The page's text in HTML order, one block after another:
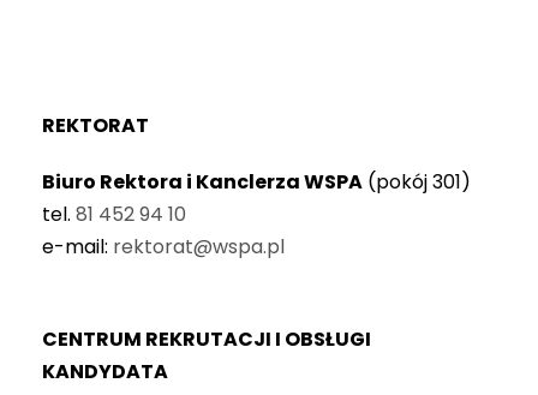
REKTORAT
Biuro Rektora i Kanclerza WSPA (pokój 301)
tel. 81 452 94 10
e-mail: rektorat@wspa.pl
CENTRUM REKRUTACJI I OBSŁUGI
KANDYDATA